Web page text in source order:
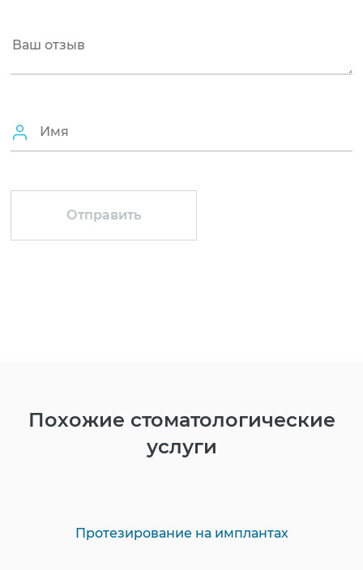
Похожие стоматологические
услуги
Протезирование на имплантах